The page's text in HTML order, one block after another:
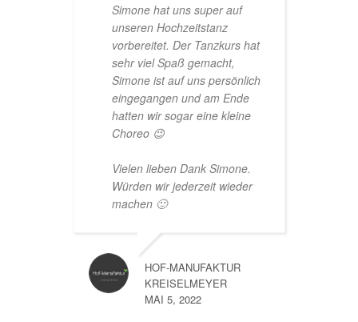
Simone hat uns super auf
unseren Hochzeitstanz
vorbereitet. Der Tanzkurs hat
sehr viel Spaß gemacht,
Simone ist auf uns persönlich
eingegangen und am Ende
hatten wir sogar eine kleine
Choreo 😉
Vielen lieben Dank Simone.
Würden wir jederzeit wieder
machen 🙂
HOF-MANUFAKTUR
KREISELMEYER
MAI 5, 2022